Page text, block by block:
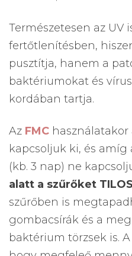
Természetesen az UV
fertőtlenítésben,
pusztítja, hanem a
baktériumokat és
kordában tartja.
Az FMC használatakor
kapcsoljuk ki, és
(kb. 3 nap) ne
alatt a szűrőket
szűrőben is
gombacsírák és a
baktérium törzsek is.